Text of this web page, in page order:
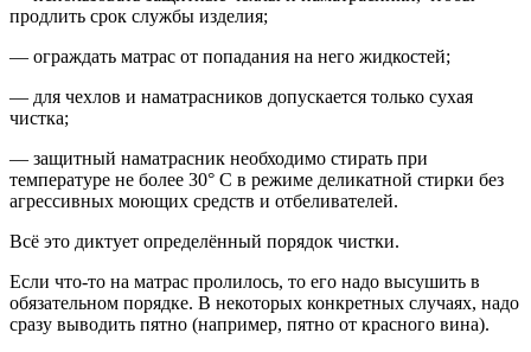
продлить срок службы изделия;
— ограждать матрас от попадания на него жидкостей;
— для чехлов и наматрасников допускается только сухая
чистка;
— защитный наматрасник необходимо стирать при
температуре не более 30° С в режиме деликатной стирки без
агрессивных моющих средств и отбеливателей.
Всё это диктует определённый порядок чистки.
Если что-то на матрас пролилось, то его надо высушить в
обязательном порядке. В некоторых конкретных случаях, надо
сразу выводить пятно (например, пятно от красного вина).